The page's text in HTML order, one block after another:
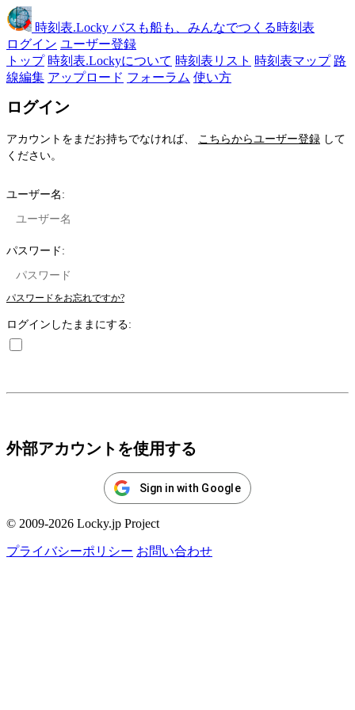
時刻表.Locky バスも船も、みんなでつくる時刻表
ログイン ユーザー登録
トップ 時刻表.Lockyについて 時刻表リスト 時刻表マップ 路
線編集 アップロード フォーラム 使い方
ログイン
アカウントをまだお持ちでなければ、 こちらからユーザー登録 して
ください。
ユーザー名:
パスワード:
パスワードをお忘れですか?
ログインしたままにする:
外部アカウントを使用する
Sign in with Google
© 2009-2026 Locky.jp Project
プライバシーポリシー お問い合わせ